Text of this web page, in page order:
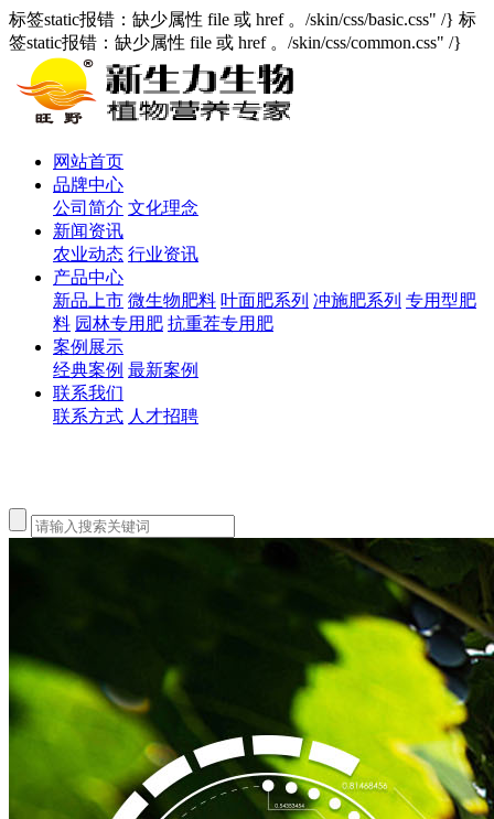
标签static报错：缺少属性 file 或 href 。/skin/css/basic.css" /} 标
签static报错：缺少属性 file 或 href 。/skin/css/common.css" /}
网站首页
品牌中心
公司简介 文化理念
新闻资讯
农业动态 行业资讯
产品中心
新品上市 微生物肥料 叶面肥系列 冲施肥系列 专用型肥
料 园林专用肥 抗重茬专用肥
案例展示
经典案例 最新案例
联系我们
联系方式 人才招聘